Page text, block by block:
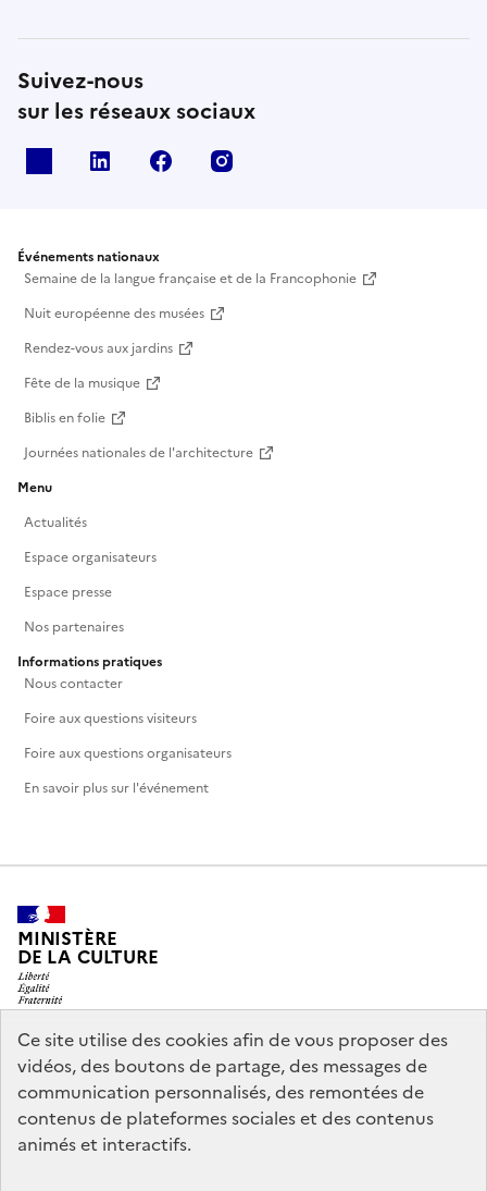
Ce site utilise des cookies afin de vous proposer des
vidéos, des boutons de partage, des messages de
communication personnalisés, des remontées de
contenus de plateformes sociales et des contenus
animés et interactifs.
Suivez-nous
sur les réseaux sociaux
Linkedin Facebook
Événements nationaux
Semaine de la langue française et de la Francophonie
Nuit européenne des musées
Rendez-vous aux jardins
Fête de la musique
Biblis en folie
Journées nationales de l'architecture
Menu
Actualités
Espace organisateurs
Espace presse
Nos partenaires
Informations pratiques
Nous contacter
Foire aux questions visiteurs
Foire aux questions organisateurs
En savoir plus sur l'événement
MINISTÈRE
DE LA CULTURE
legifrance.gouv.fr
info.gouv.fr
service-public.gouv.fr
data.gouv.fr